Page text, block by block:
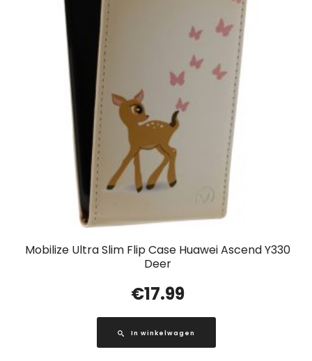
Mobilize Ultra Slim Flip Case Huawei Ascend Y330
Deer
€17.99
In winkelwagen